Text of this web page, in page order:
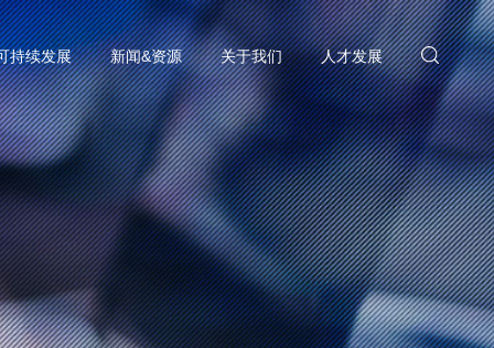
持续发展 新闻&资源 关于我们 人才发展